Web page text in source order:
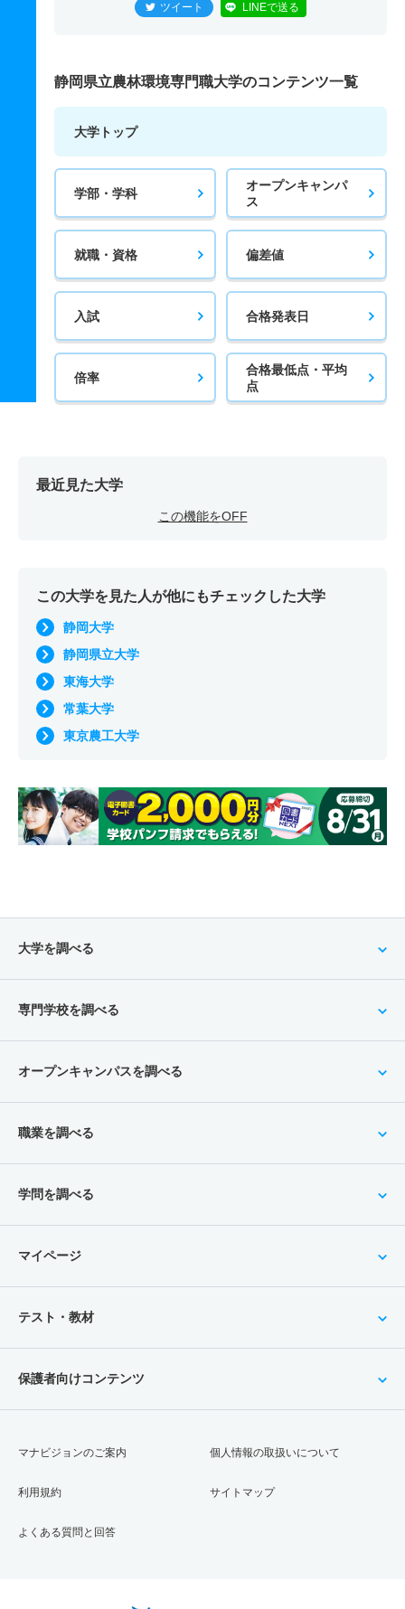
ツイート LINEで送る
静岡県立農林環境専門職大学のコンテンツ一覧
大学トップ
学部・学科
オープンキャンパ
ス
就職・資格 偏差値
入試 合格発表日
倍率
合格最低点・平均
点
最近見た大学
この機能をOFF
この大学を見た人が他にもチェックした大学
静岡大学
静岡県立大学
東海大学
常葉大学
東京農工大学
大学を調べる
専門学校を調べる
オープンキャンパスを調べる
職業を調べる
学問を調べる
マイページ
テスト・教材
保護者向けコンテンツ
マナビジョンのご案内
利用規約
よくある質問と回答
個人情報の取扱いについて
サイトマップ